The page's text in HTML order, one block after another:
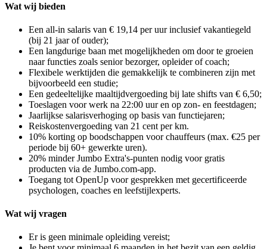
Wat wij bieden
Een all-in salaris van € 19,14 per uur inclusief vakantiegeld
(bij 21 jaar of ouder);
Een langdurige baan met mogelijkheden om door te groeien
naar functies zoals senior bezorger, opleider of coach;
Flexibele werktijden die gemakkelijk te combineren zijn met
bijvoorbeeld een studie;
Een gedeeltelijke maaltijdvergoeding bij late shifts van € 6,50;
Toeslagen voor werk na 22:00 uur en op zon- en feestdagen;
Jaarlijkse salarisverhoging op basis van functiejaren;
Reiskostenvergoeding van 21 cent per km.
10% korting op boodschappen voor chauffeurs (max. €25 per
periode bij 60+ gewerkte uren).
20% minder Jumbo Extra's-punten nodig voor gratis
producten via de Jumbo.com-app.
Toegang tot OpenUp voor gesprekken met gecertificeerde
psychologen, coaches en leefstijlexperts.
Wat wij vragen
Er is geen minimale opleiding vereist;